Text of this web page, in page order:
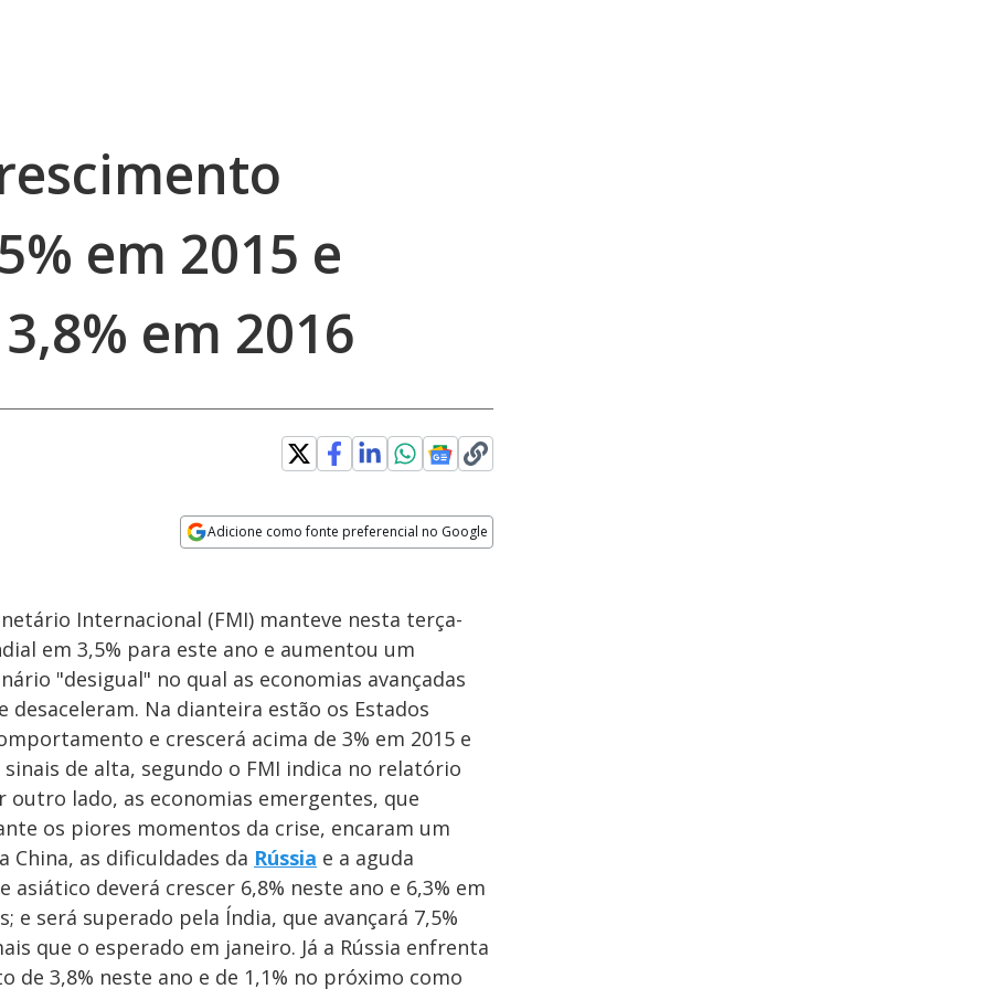
em 2015 e
em 2016
Adicione como fonte preferencial no Google
Internacional (FMI) manteve nesta terça-
em 3,5% para este ano e aumentou um
"desigual" no qual as economias avançadas
Na dianteira estão os Estados
e crescerá acima de 3% em 2015 e
de alta, segundo o FMI indica no relatório
outro lado, as economias emergentes, que
os piores momentos da crise, encaram um
as dificuldades da Rússia e a aguda
deverá crescer 6,8% neste ano e 6,3% em
e será superado pela Índia, que avançará 7,5%
que o esperado em janeiro. Já a Rússia enfrenta
de 3,8% neste ano e de 1,1% no próximo como